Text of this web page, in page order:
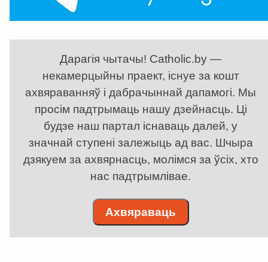
Дарагія чытачы! Catholic.by —
некамерцыйны праект, існуе за кошт
ахвяраванняў і дабрачыннай дапамогі. Мы
просім падтрымаць нашу дзейнасць. Ці
будзе наш партал існаваць далей, у
значнай ступені залежыць ад вас. Шчыра
дзякуем за ахвярнасць, молімся за ўсіх, хто
нас падтрымлівае.
Ахвяраваць